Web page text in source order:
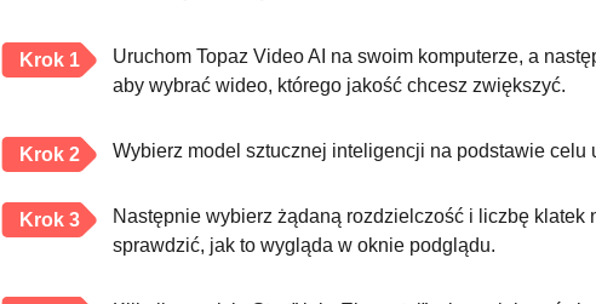
Krok 1
Uruchom Topaz Video AI na swoim komputerze, a
aby wybrać wideo, którego jakość chcesz zwiększyć.
Krok 2 Wybierz model sztucznej inteligencji na podstawie celu
Krok 3
Następnie wybierz żądaną rozdzielczość i liczbę klatek
sprawdzić, jak to wygląda w oknie podglądu.